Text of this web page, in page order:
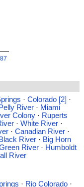
· Colorado [2] ·
Pelly River· Miami
Colony· Ruperts
· White River·
· Canadian River·
River· Big Horn
River· Humboldt
River
· Rio Colorado·